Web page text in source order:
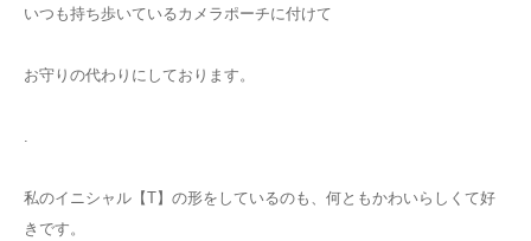
いつも持ち歩いているカメラポーチに付けて
お守りの代わりにしております。
私のイニシャル【T】の形をしているのも、何ともかわいらしくて好
きです。